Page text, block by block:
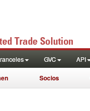
GVC API
Socios